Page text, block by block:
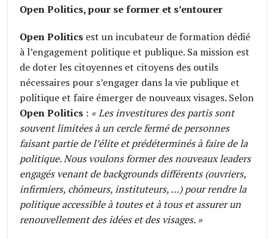
Open Politics, pour se former et s’entourer
Open Politics est un incubateur de formation dédié
à l’engagement politique et publique. Sa mission est
de doter les citoyennes et citoyens des outils
nécessaires pour s’engager dans la vie publique et
politique et faire émerger de nouveaux visages. Selon
Open Politics : « Les investitures des partis sont
souvent limitées à un cercle fermé de personnes
faisant partie de l’élite et prédéterminés à faire de la
politique. Nous voulons former des nouveaux leaders
engagés venant de backgrounds différents (ouvriers,
infirmiers, chômeurs, instituteurs, …) pour rendre la
politique accessible à toutes et à tous et assurer un
renouvellement des idées et des visages. »